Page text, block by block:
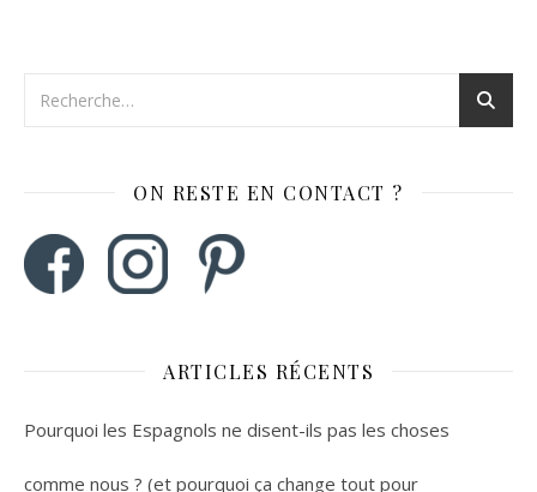
ON RESTE EN CONTACT ?
ARTICLES RÉCENTS
Pourquoi les Espagnols ne disent-ils pas les choses
comme nous ? (et pourquoi ça change tout pour